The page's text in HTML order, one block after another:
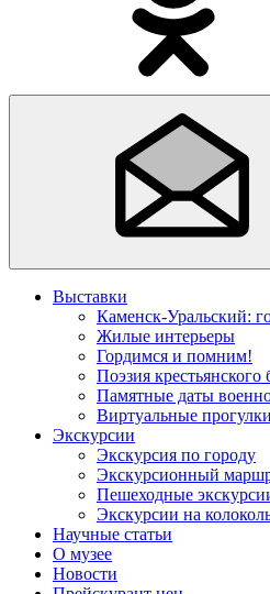
Выставки
Каменск-Уральский:
Жилые интерьеры
Гордимся и помним!
Поэзия крестьянского
Памятные даты
Виртуальные
Экскурсии
Экскурсия по городу
Экскурсионный
Пешеходные
Экскурсии на
Научные статьи
О музее
Новости